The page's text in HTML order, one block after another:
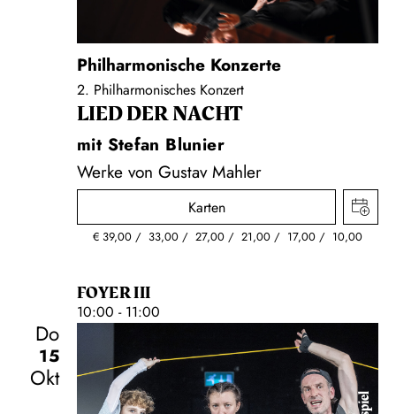
Philharmonische Konzerte
2. Philharmonisches Konzert
LIED DER NACHT
mit Stefan Blunier
Werke von Gustav Mahler
Karten
€ 39,00 33,00 27,00 21,00 17,00 10,00
FOYER III
10:00 - 11:00
Do
15
Okt